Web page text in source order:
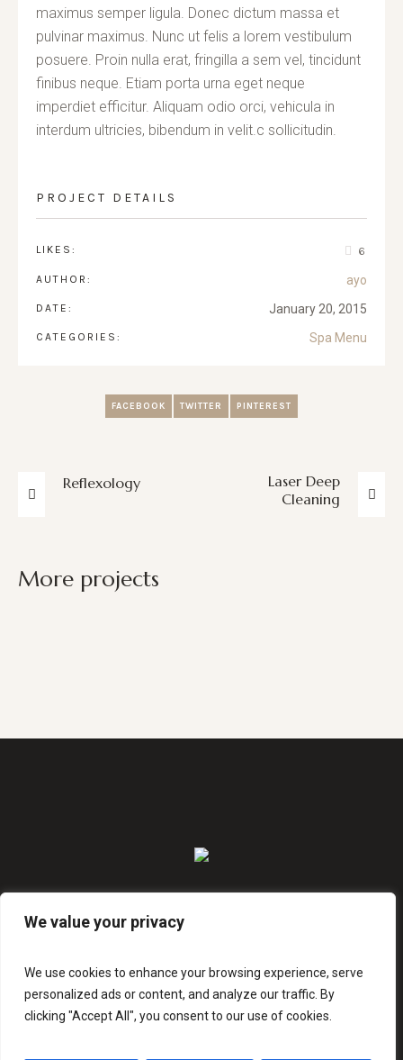
We value your privacy
We use cookies to enhance your browsing experience, serve
personalized ads or content, and analyze our traffic. By
clicking "Accept All", you consent to our use of cookies.
maximus semper ligula. Donec dictum massa et
pulvinar maximus. Nunc ut felis a lorem vestibulum
posuere. Proin nulla erat, fringilla a sem vel, tincidunt
finibus neque. Etiam porta urna eget neque
imperdiet efficitur. Aliquam odio orci, vehicula in
interdum ultricies, bibendum in velit.c sollicitudin.
PROJECT DETAILS
LIKES: 6
AUTHOR: ayo
DATE: January 20, 2015
CATEGORIES: Spa Menu
FACEBOOK TWITTER PINTEREST
Reflexology
Laser Deep
Cleaning
More projects
HOME MEMBERSHIP